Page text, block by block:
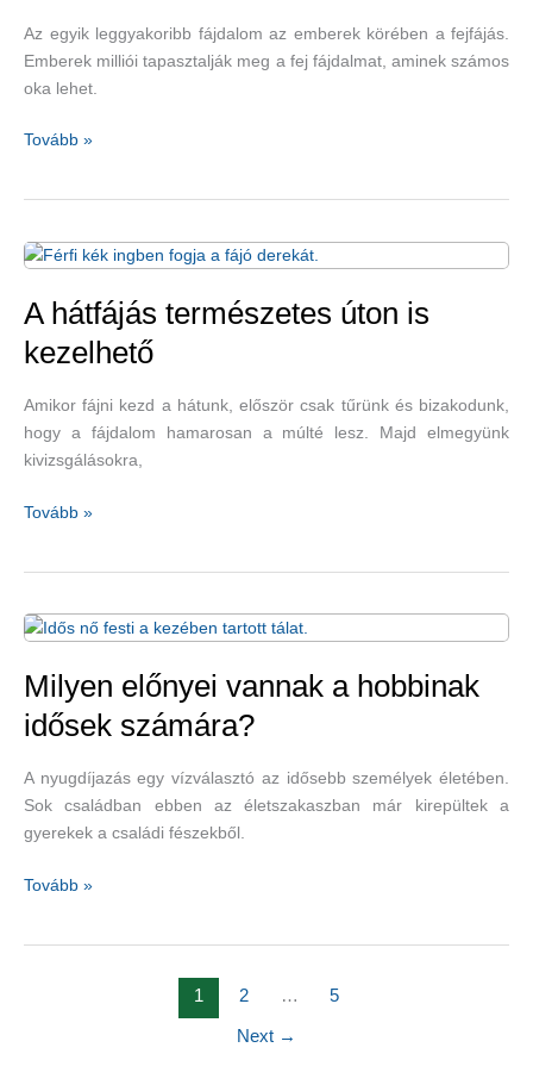
ízületi
gyulladást
hatékonyan
zöldségek
Az egyik leggyakoribb fájdalom az emberek körében a fejfájás.
Emberek milliói tapasztalják meg a fej fájdalmat, aminek számos
oka lehet.
Holisztikus
Tovább »
A hátfájás természetes úton is
kezelhető
Amikor fájni kezd a hátunk, először csak tűrünk és bizakodunk,
hogy a fájdalom hamarosan a múlté lesz. Majd elmegyünk
kivizsgálásokra,
A
is
Tovább »
Milyen előnyei vannak a hobbinak
idősek számára?
A nyugdíjazás egy vízválasztó az idősebb személyek életében.
Sok családban ebben az életszakaszban már kirepültek a
gyerekek a családi fészekből.
Milyen
Tovább »
1 2 … 5
Next →